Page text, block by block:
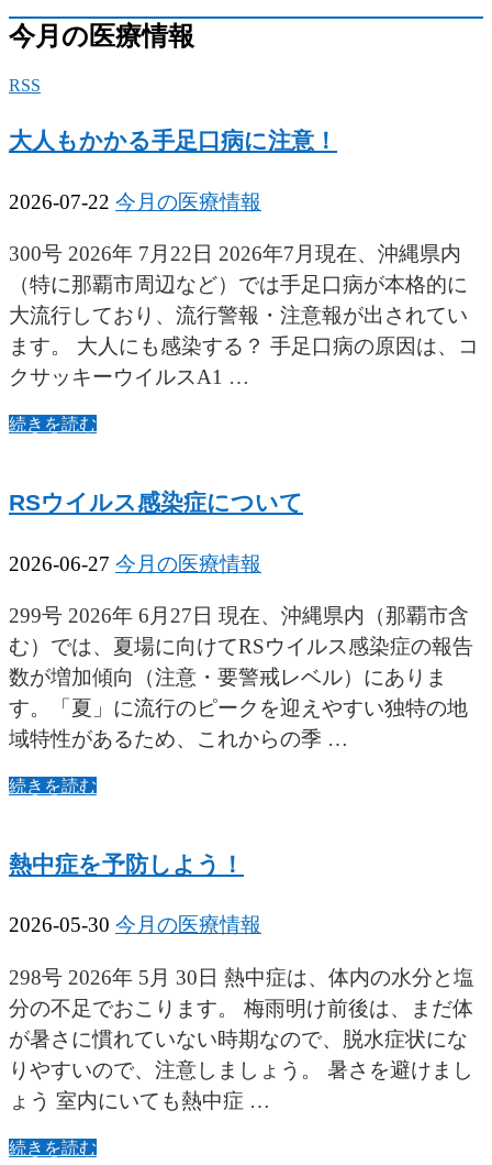
今月の医療情報
RSS
大人もかかる手足口病に注意！
2026-07-22 今月の医療情報
300号 2026年 7月22日 2026年7月現在、沖縄県内
（特に那覇市周辺など）では手足口病が本格的に
大流行しており、流行警報・注意報が出されてい
ます。 大人にも感染する？ 手足口病の原因は、コ
クサッキーウイルスA1 …
続きを読む
RSウイルス感染症について
2026-06-27 今月の医療情報
299号 2026年 6月27日 現在、沖縄県内（那覇市含
む）では、夏場に向けてRSウイルス感染症の報告
数が増加傾向（注意・要警戒レベル）にありま
す。「夏」に流行のピークを迎えやすい独特の地
域特性があるため、これからの季 …
続きを読む
熱中症を予防しよう！
2026-05-30 今月の医療情報
298号 2026年 5月 30日 熱中症は、体内の水分と塩
分の不足でおこります。 梅雨明け前後は、まだ体
が暑さに慣れていない時期なので、脱水症状にな
りやすいので、注意しましょう。 暑さを避けまし
ょう 室内にいても熱中症 …
続きを読む